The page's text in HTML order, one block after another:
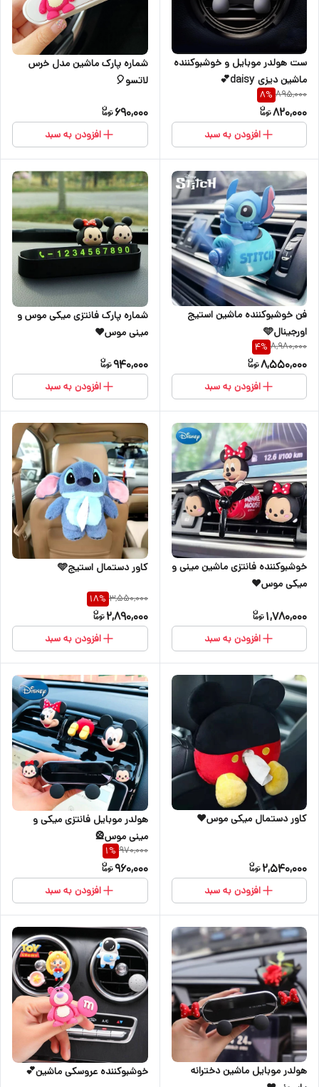
ست هولدر موبایل و‌ خوشبوکننده
ماشین دیزی daisy💕
895,000
8%
820,000
افزودن به سبد
شماره پارک ماشین مدل خرس
لاتسو🎈
690,000
افزودن به سبد
فن خوشبوکننده ماشین استیج
اورجینال🩵
8,980,000
4%
8,550,000
افزودن به سبد
شماره پارک فانتزی میکی موس و
مینی موس♥️
940,000
افزودن به سبد
خوشبوکننده فانتزی ماشین مینی و
میکی موس♥️
1,780,000
افزودن به سبد
کاور دستمال استیج🩵
3,550,000
18%
2,890,000
افزودن به سبد
کاور دستمال میکی موس♥️
2,540,000
افزودن به سبد
هولدر موبایل فانتزی میکی و
مینی موس🎡
970,000
1%
960,000
افزودن به سبد
هولدر موبایل ماشین دخترانه
خوشبوکننده عروسکی ماشین💕